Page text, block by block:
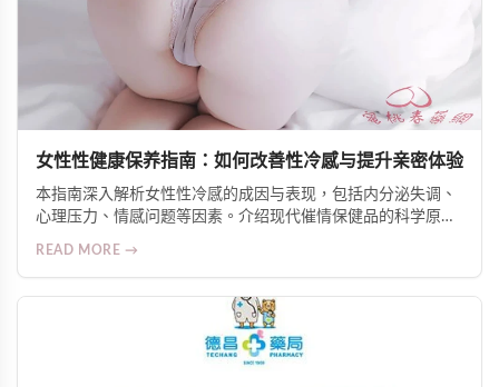
女性性健康保养指南：如何改善性冷感与提升亲密体验
本指南深入解析女性性冷感的成因与表现，包括内分泌失调、
心理压力、情感问题等因素。介绍现代催情保健品的科学原
使用建议，帮助女性重获自信与愉悦的亲密生活。
READ MORE →